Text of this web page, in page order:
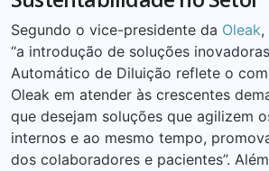
Segundo o vice-presidente da Oleak,
“a introdução de soluções
Automático de Diluição reflete o
Oleak em atender às crescentes
que desejam soluções que agilizem
internos e ao mesmo tempo,
dos colaboradores e pacientes”.